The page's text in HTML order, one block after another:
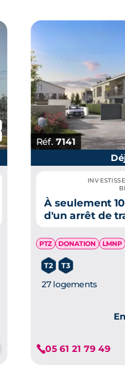
Réf. 7141
Je
À seulement
d'un arrêt de
PTZ DONATION LMNP
T2 T3
27 logements
05 61 21 79 49